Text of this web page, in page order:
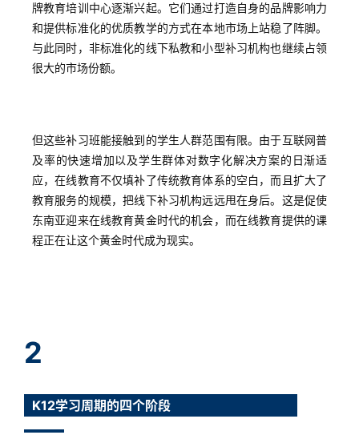
牌教育培训中心逐渐兴起。它们通过打造自身的品牌影响力
和提供标准化的优质教学的方式在本地市场上站稳了阵脚。
与此同时，非标准化的线下私教和小型补习机构也继续占领
很大的市场份额。
但这些补习班能接触到的学生人群范围有限。由于互联网普
及率的快速增加以及学生群体对数字化解决方案的日渐适
应，在线教育不仅填补了传统教育体系的空白，而且扩大了
教育服务的规模，把线下补习机构远远甩在身后。这是促使
东南亚迎来在线教育黄金时代的机会，而在线教育提供的课
程正在让这个黄金时代成为现实。
2
K12学习周期的四个阶段